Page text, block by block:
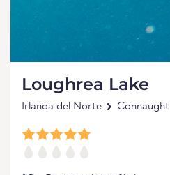
Loughrea Lake
Irlanda del Norte Connaught